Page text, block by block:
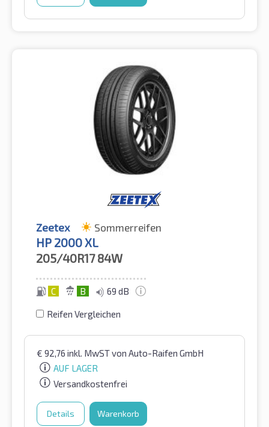
Zeetex Sommerreifen
HP 2000 XL
205/40R17 84W
C B 69 dB
Reifen Vergleichen
€ 92,76 inkl. MwSTvon Auto-Raifen GmbH
AUF LAGER
Versandkostenfrei
Details Warenkorb